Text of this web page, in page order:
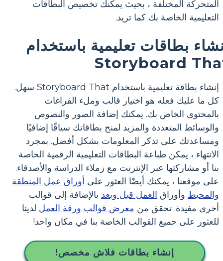
المتحركة المختلفة ، بحيث يمكنك تخصيص البطاقات
التعليمية الخاصة بك كما تريد.
بطاقات تعليمية باستخدام
Storyboard
إنشاء بطاقة تعليمية باستخدام Storyboard That سهل.
كل ما عليك فعله هو اختيار قالب وملء الفراغات
بالمحتوى الخاص بك. يمكنك إضافة الصور والنصوص
والوسائط المتعددة والمزيد لمنح بطاقاتك سياقًا إضافيًا
ومساعدتك على تذكر المعلومات بشكل أفضل. بمجرد
الانتهاء ، يمكن طباعة البطاقات التعليمية الرقمية الخاصة
بنا أو مشاركتها عبر الإنترنت مع زملاء الدراسة والأصدقاء.
على موقعنا ، يمكنك أيضًا العثور على أوراق عمل المنطقة
والمحيط وأوراق العمل قبل وبعد بالإضافة إلى قوالب
أخرى مفيدة. تحقق من معرض قوالب ورقة العمل لدينا
للعثور على جميع القوالب الخاصة بنا في مكان واحد!
إنشاء بطاقات فلاش مخصص!